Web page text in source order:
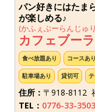
パン好きにはたま
が楽しめる♪
(かふぇぶーらんじゅ
カフェブー
食べ放題あり コースあり
駐車場あり 貸切可 テ
住所： 〒918-8112
TEL： 0776-33-3503